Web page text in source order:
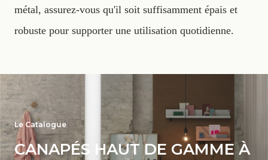
métal, assurez-vous qu'il soit suffisamment épais et
robuste pour supporter une utilisation quotidienne.‍
Le Catalogue
CANAPÉS HAUT DE GAMME À